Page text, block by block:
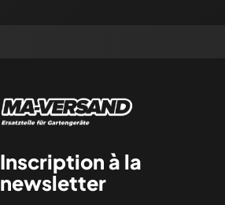
Inscription à la
newsletter